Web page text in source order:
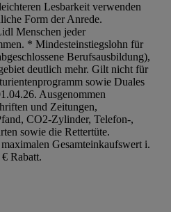
Lesbarkeit verwenden
Form der Anrede.
Menschen jeder
* Mindesteinstiegslohn für
Berufsausbildung),
deutlich mehr. Gilt nicht für
sowie Duales
Ausgenommen
und Zeitungen,
CO2-Zylinder, Telefon-,
sowie die Rettertüte.
Gesamteinkaufswert i.
Rabatt.